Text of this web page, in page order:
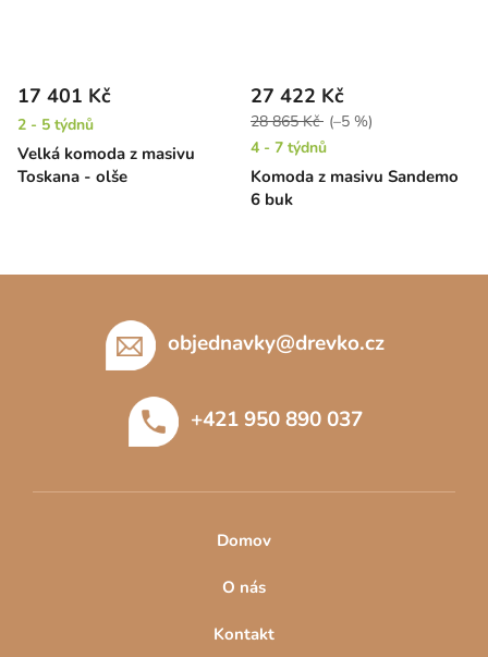
Velká komoda z masivu
Toskana - olše
17 401 Kč
2 - 5 týdnů
Komoda z masivu Sandemo
6 buk
27 422 Kč
28 865 Kč (–5 %)
4 - 7 týdnů
objednavky@drevko.cz
+421 950 890 037
Domov
O nás
Kontakt